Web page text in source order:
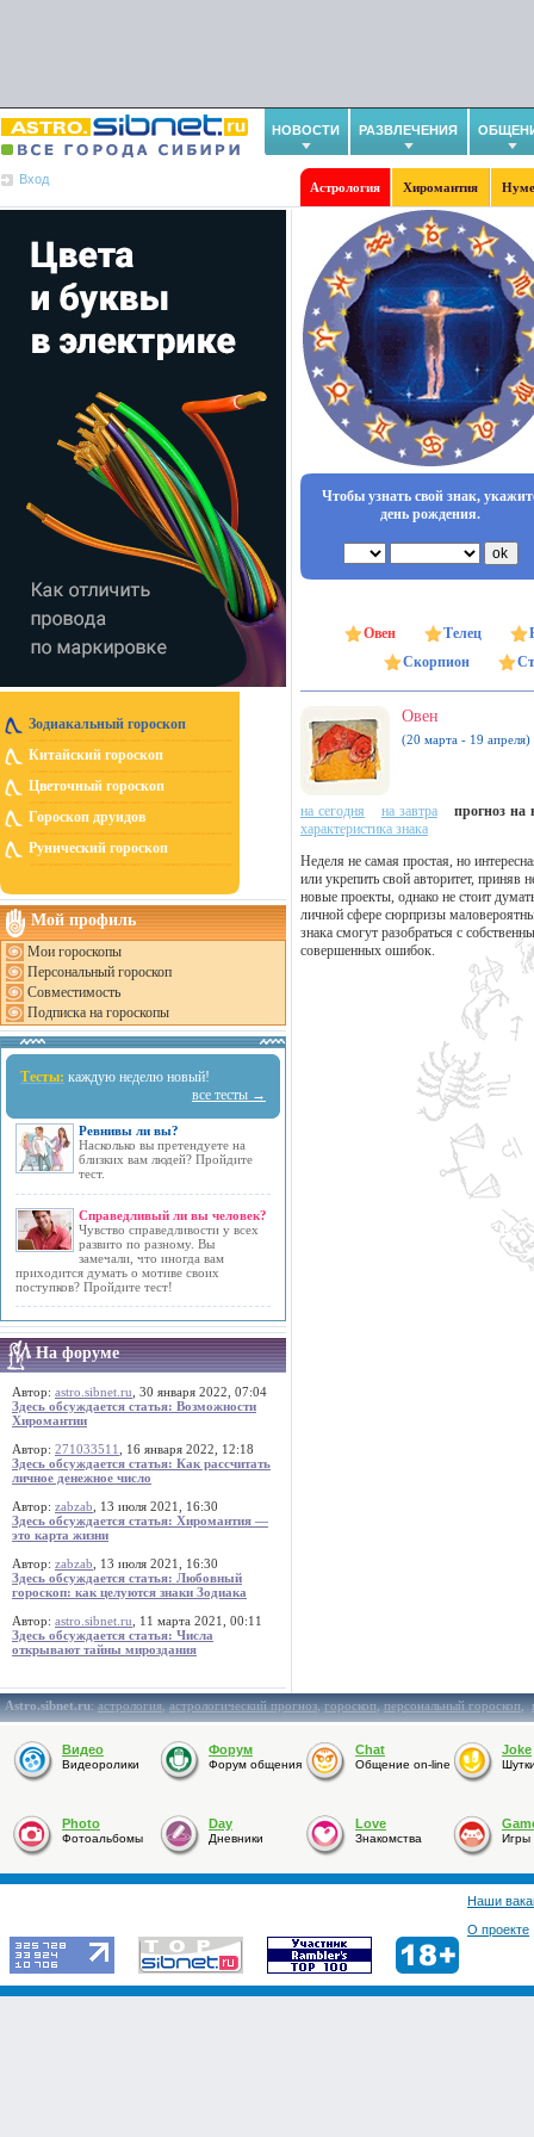
НОВОСТИ РАЗВЛЕЧЕНИЯ
Вход
Астрология Хиромантия
Зодиакальный гороскоп
Китайский гороскоп
Цветочный гороскоп
Гороскоп друидов
Рунический гороскоп
Мой профиль
Мои гороскопы
Персональный гороскоп
Совместимость
Подписка на гороскопы
Тесты: каждую неделю новый!
все тесты →
Ревнивы ли вы?
Насколько вы претендуете на
близких вам людей? Пройдите
тест.
Справедливый ли вы человек?
Чувство справедливости у всех
развито по разному. Вы
замечали, что иногда вам
приходится думать о мотиве своих
поступков? Пройдите тест!
На форуме
Автор: astro.sibnet.ru , 30 января 2022, 07:04
Здесь обсуждается статья: Возможности
Хиромантии
Автор: 271033511
, 16 января 2022, 12:18
Здесь обсуждается статья: Как рассчитать
личное денежное число
Автор: zabzab , 13 июля 2021, 16:30
Здесь обсуждается статья: Хиромантия —
это карта жизни
Автор: zabzab , 13 июля 2021, 16:30
Здесь обсуждается статья: Любовный
гороскоп: как целуются знаки Зодиака
Автор: astro.sibnet.ru , 11 марта 2021, 00:11
Здесь обсуждается статья: Числа
открывают тайны мироздания
Чтобы узнать свой знак,
день рождения.
Овен Телец
Скорпион
Овен
(20 марта - 19 апреля)
на сегодня на завтра
прогноз на
характеристика знака
Неделя не самая простая, но
или укрепить свой авторитет,
новые проекты, однако не стоит
личной сфере сюрпризы
знака смогут разобраться с
совершенных ошибок.
Astro.sibnet.ru:астрология,астрологический прогноз,гороскоп,персональный гороскоп,
Видео
Видеоролики
Форум
Форум общения
Chat
Общение on-line
Joke
Photo
Фотоальбомы
Day
Дневники
Love
Знакомства Игры
Наши
О проекте